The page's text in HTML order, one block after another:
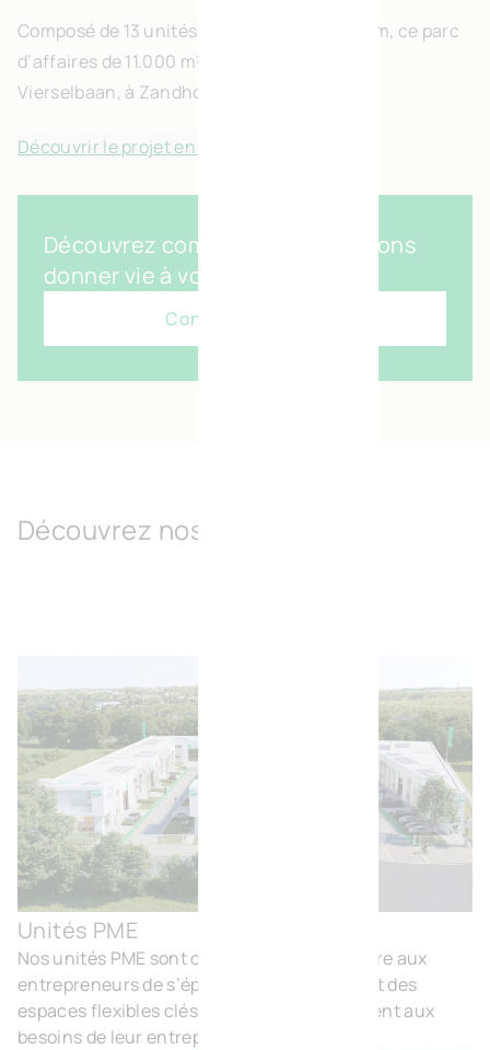
Composé de 13 unités PME et d’un showroom, ce parc
d’affaires de 11.000 m² est situé le long de la
Vierselbaan, à Zandhoven.
Découvrir le projet en images
Découvrez comment nous pouvons
donner vie à votre vision
Contactez-nous
Découvrez nos solutions
Unités PME
Nos unités PME sont conçues pour permettre aux
entrepreneurs de s’épanouir, en leur offrant des
espaces flexibles clés sur porte qui s’adaptent aux
besoins de leur entreprise.